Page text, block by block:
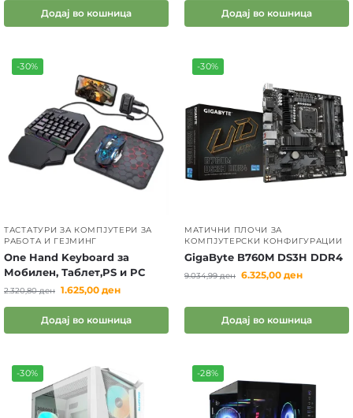
Додај во кошница Додај во кошница
-30%
ТАСТАТУРИ ЗА КОМПЈУТЕРИ ЗА
РАБОТА И ГЕЈМИНГ
One Hand Keyboard за
Мобилен, Таблет,PS и PC
2.320,80ден 1.625,00 ден
Додај во кошница
-30%
МАТИЧНИ ПЛОЧИ ЗА
КОМПЈУТЕРСКИ КОНФИГУРАЦИИ
GigaByte B760M DS3H DDR4
9.034,99ден 6.325,00 ден
Додај во кошница
-30% -28%